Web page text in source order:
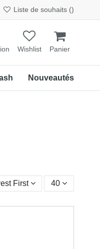
Liste de souhaits ()
Wishlist Panier
Nouveautés
First 40